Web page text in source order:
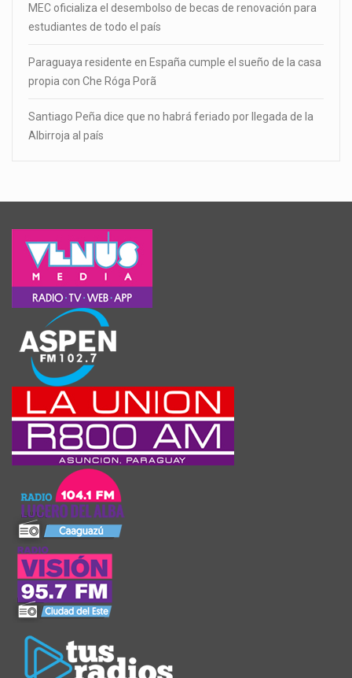
MEC oficializa el desembolso de becas de renovación para
estudiantes de todo el país
Paraguaya residente en España cumple el sueño de la casa
propia con Che Róga Porã
Santiago Peña dice que no habrá feriado por llegada de la
Albirroja al país